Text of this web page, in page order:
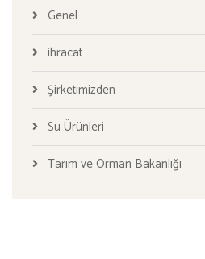
Genel
ihracat
Şirketimizden
Su Ürünleri
Tarım ve Orman Bakanlığı